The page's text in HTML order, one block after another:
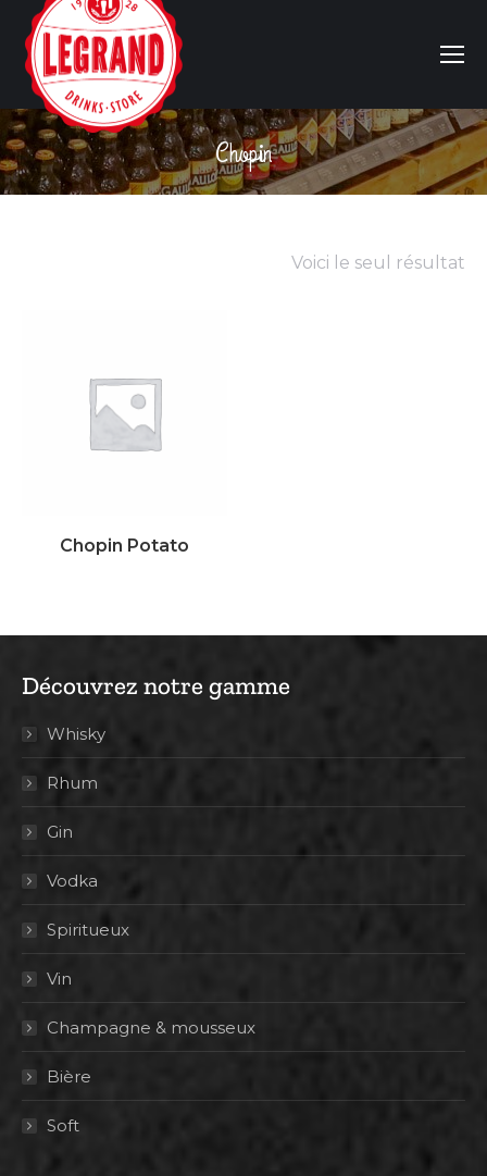
Chopin
Vous êtes ici :
Voici le seul résultat
Chopin Potato
Découvrez notre gamme
Whisky
Rhum
Gin
Vodka
Spiritueux
Vin
Champagne & mousseux
Bière
Soft